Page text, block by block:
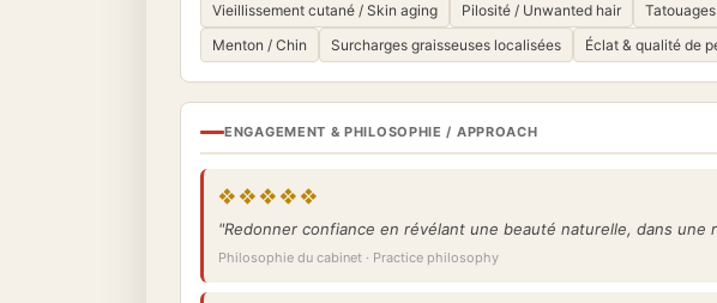
Vieillissement cutané / Skin aging
Pilosité / Unwanted hair
Menton / Chin
Surcharges graisseuses localisées Éclat & qualité de
ENGAGEMENT & PHILOSOPHIE / APPROACH
❖❖❖❖❖
"Redonner confiance en révélant une beauté naturelle, dans
Philosophie du cabinet · Practice philosophy